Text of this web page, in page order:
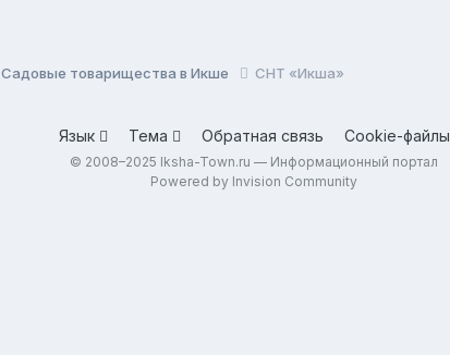
Садовые товарищества в Икше СНТ «Икша»
Язык Тема Обратная связь Cookie-файлы
© 2008–2025 Iksha-Town.ru — Информационный портал
Powered by Invision Community